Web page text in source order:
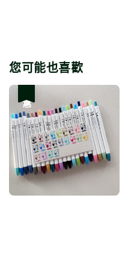
您可能也喜歡